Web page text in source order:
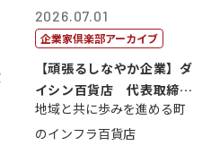
2026.07.01
企業家倶楽部アーカイブ
【頑張るしなやか企業】ダ
イシン百貨店 代表取締役
社長 西山 ...
地域と共に歩みを進める町
のインフラ百貨店